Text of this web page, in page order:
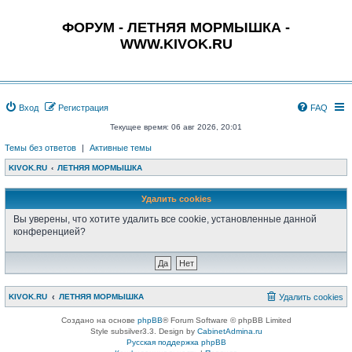
ФОРУМ - ЛЕТНЯЯ МОРМЫШКА -
WWW.KIVOK.RU
Вход Регистрация FAQ
Текущее время: 06 авг 2026, 20:01
Темы без ответов | Активные темы
KIVOK.RU ЛЕТНЯЯ МОРМЫШКА
Удалить cookies
Вы уверены, что хотите удалить все cookie, установленные данной
конференцией?
KIVOK.RU ЛЕТНЯЯ МОРМЫШКА Удалить cookies
Создано на основе phpBB® Forum Software © phpBB Limited
Style subsilver3.3. Design by CabinetAdmina.ru
Русская поддержка phpBB